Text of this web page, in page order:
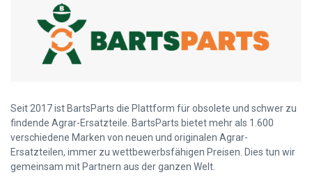
Seit 2017 ist BartsParts die Plattform für obsolete und schwer zu
findende Agrar-Ersatzteile. BartsParts bietet mehr als 1.600
verschiedene Marken von neuen und originalen Agrar-
Ersatzteilen, immer zu wettbewerbsfähigen Preisen. Dies tun wir
gemeinsam mit Partnern aus der ganzen Welt.